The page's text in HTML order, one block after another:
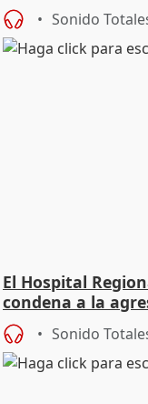
Sonido
El Hospital
condena a la
Urgencias
Sonido